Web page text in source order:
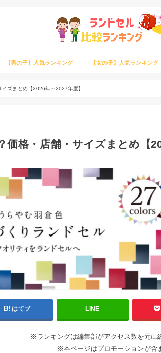
【男の子】人気ランキング 【女の子】人気ランキング
ズまとめ【2026年～2027年度】
格・店舗・サイズまとめ【
はてブ LINE
※ランキングは編集部がアクセス数を元に
※本ページはプロモーションが含